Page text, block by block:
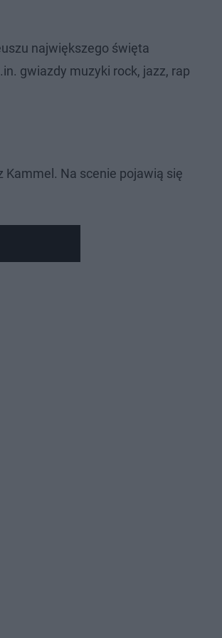
największego święta
gwiazdy muzyki rock, jazz, rap
Kammel. Na scenie pojawią się